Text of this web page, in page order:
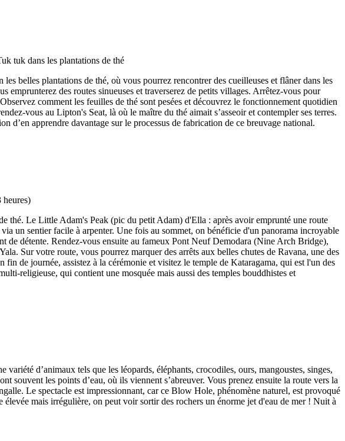
belles plantations de thé, où vous pourrez rencontrer des cueilleuses et flâner dans les
des routes sinueuses et traverserez de petits villages. Arrêtez-vous pour
comment les feuilles de thé sont pesées et découvrez le fonctionnement quotidien
vous au Lipton's Seat, là où le maître du thé aimait s’asseoir et contempler ses terres.
d’en apprendre davantage sur le processus de fabrication de ce breuvage national.
thé. Le Little Adam's Peak (pic du petit Adam) d'Ella : après avoir emprunté une route
un sentier facile à arpenter. Une fois au sommet, on bénéficie d'un panorama incroyable
détente. Rendez-vous ensuite au fameux Pont Neuf Demodara (Nine Arch Bridge),
Sur votre route, vous pourrez marquer des arrêts aux belles chutes de Ravana, une des
de journée, assistez à la cérémonie et visitez le temple de Kataragama, qui est l'un des
religieuse, qui contient une mosquée mais aussi des temples bouddhistes et
d’animaux tels que les léopards, éléphants, crocodiles, ours, mangoustes, singes,
souvent les points d’eau, où ils viennent s’abreuver. Vous prenez ensuite la route vers la
Le spectacle est impressionnant, car ce Blow Hole, phénomène naturel, est provoqué
mais irrégulière, on peut voir sortir des rochers un énorme jet d'eau de mer ! Nuit à